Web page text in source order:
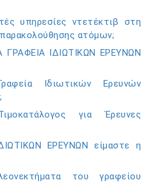
υπηρεσίες ντετέκτιβ στη
ατόμων;
ΓΡΑΦΕΙΑ ΙΔΙΩΤΙΚΩΝ ΕΡΕΥΝΩΝ
Ιδιωτικών Ερευνών
για Έρευνες
ΕΡΕΥΝΩΝ είμαστε η
του γραφείου